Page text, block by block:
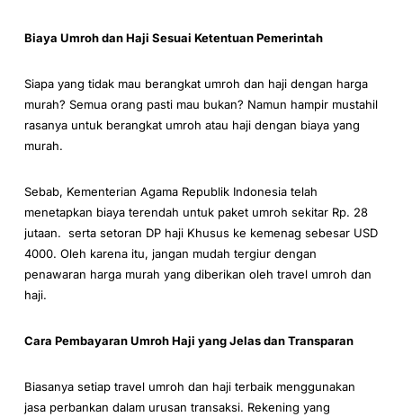
Biaya Umroh dan Haji Sesuai Ketentuan Pemerintah
Siapa yang tidak mau berangkat umroh dan haji dengan harga
murah? Semua orang pasti mau bukan? Namun hampir mustahil
rasanya untuk berangkat umroh atau haji dengan biaya yang
murah.
Sebab, Kementerian Agama Republik Indonesia telah
menetapkan biaya terendah untuk paket umroh sekitar Rp. 28
jutaan. serta setoran DP haji Khusus ke kemenag sebesar USD
4000. Oleh karena itu, jangan mudah tergiur dengan
penawaran harga murah yang diberikan oleh travel umroh dan
haji.
Cara Pembayaran Umroh Haji yang Jelas dan Transparan
Biasanya setiap travel umroh dan haji terbaik menggunakan
jasa perbankan dalam urusan transaksi. Rekening yang